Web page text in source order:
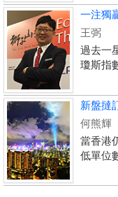
一注獨
王弼
過去一
瓊斯指
新盤撻
何熊輝
當香港
低單位